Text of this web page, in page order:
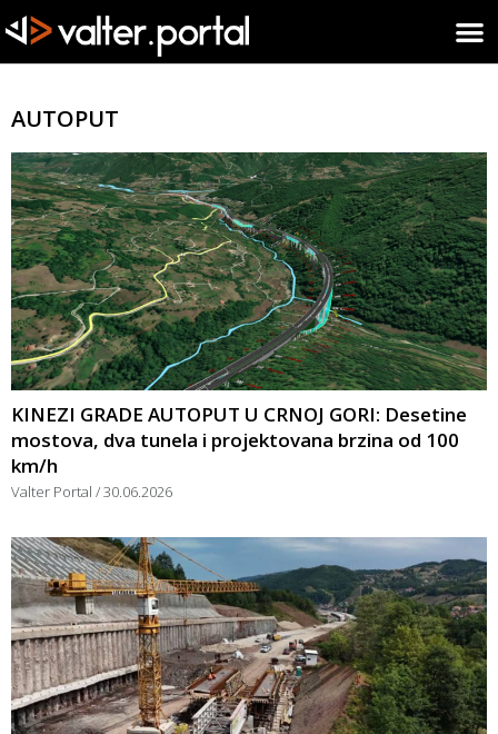
AUTOPUT
KINEZI GRADE AUTOPUT U CRNOJ GORI: Desetine
mostova, dva tunela i projektovana brzina od 100
km/h
Valter Portal 30.06.2026